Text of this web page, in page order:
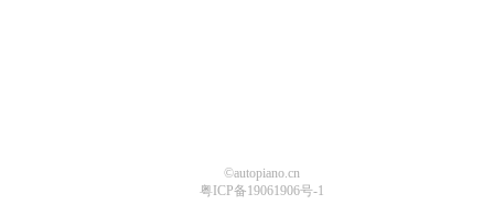
©autopiano.cn
粤ICP备19061906号-1